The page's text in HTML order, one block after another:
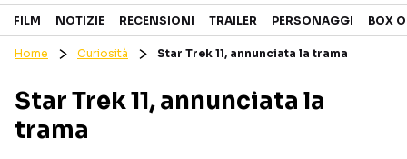
Cinema
GENERI
PERSONAGGI
CANALI STREAMING
FILM NOTIZIE RECENSIONI TRAILER PERSONAGGI BOX
Home Curiosità Star Trek 11, annunciata la trama
Star Trek 11, annunciata la
trama